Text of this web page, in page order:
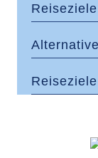
Reiseziele